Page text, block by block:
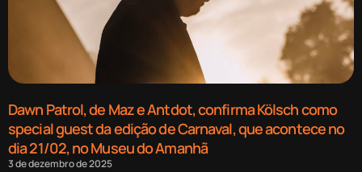
Dawn Patrol, de Maz e Antdot, confirma Kölsch como
special guest da edição de Carnaval, que acontece no
dia 21/02, no Museu do Amanhã
3 de dezembro de 2025